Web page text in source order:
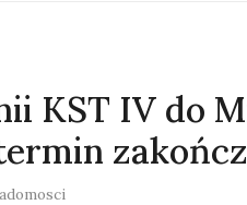
KST IV do